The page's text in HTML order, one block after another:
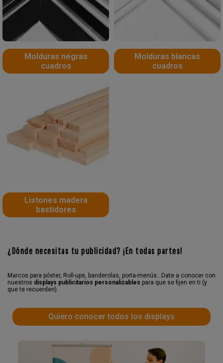
Molduras negras
cuadros
Molduras blancas
cuadros
Listones madera
bastidores
¿Dónde necesitas tu publicidad? ¡En todas partes!
Marcos para póster, Roll-ups, banderolas, porta-menús...Date a conocer con
nuestros displays publicitarios personalizables para que se fijen en ti (y
que te recuerden).
Quiero conocer todos los displays